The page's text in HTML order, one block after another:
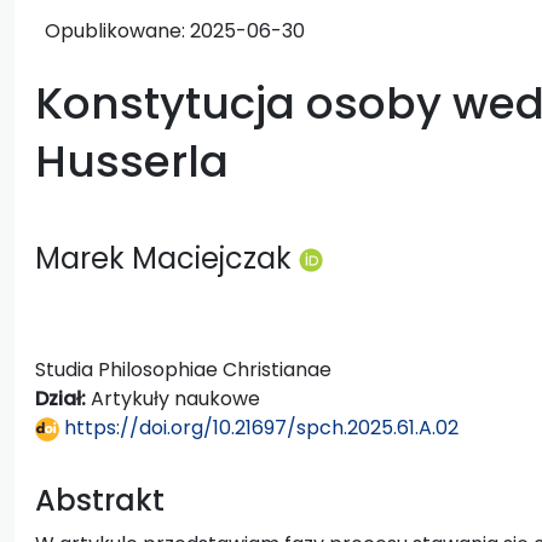
Opublikowane: 2025-06-30
Konstytucja osoby
Husserla
Marek Maciejczak
Studia Philosophiae Christianae
Dział:Artykuły naukowe
https://doi.org/10.21697/spch.2025.61.A.02
Abstrakt